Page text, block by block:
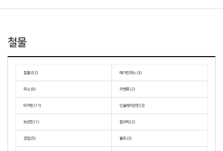
철물
철물 (52) 매거진피스 (3)
피스 (9) 리벳류 (2)
타카핀 (11) 인슐레이션핀 (2)
보온핀 (1) 칼브럭 (2)
경첩 (5) 볼트 (3)